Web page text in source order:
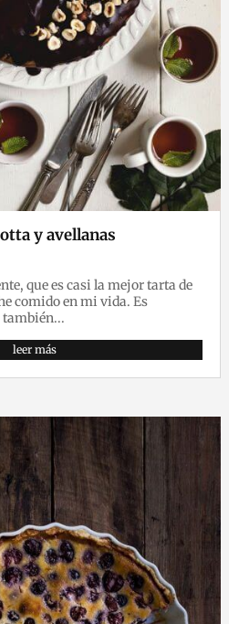
y avellanas
que es casi la mejor tarta de
comido en mi vida. Es
también...
leer más